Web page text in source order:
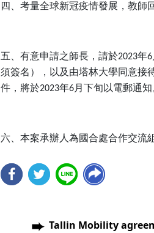
四、考量全球新冠疫情發展，教師
五、有意申請之師長，請於2023年6
須簽名），以及由塔林大學同意接
件，將於2023年6月下旬以電郵通知
六、本案承辦人為國合處合作交流
Tallin Mobility